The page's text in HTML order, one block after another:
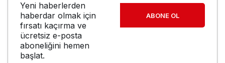
Yeni haberlerden
haberdar olmak için
fırsatı kaçırma ve
ücretsiz e-posta
aboneliğini hemen
başlat.
ABONE OL